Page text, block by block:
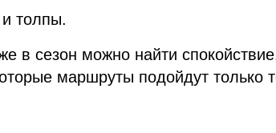
толпы.
в сезон можно найти
маршруты подойдут только